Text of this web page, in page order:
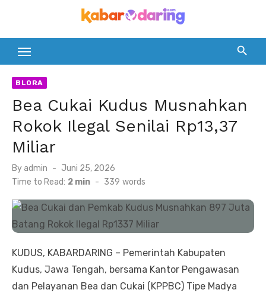
content
BLORA
Bea Cukai Kudus Musnahkan
Rokok Ilegal Senilai Rp13,37
Miliar
By admin
Posted
on
Juni 25, 2026
Time to Read: 2 min - 339 words
KUDUS, KABARDARING – Pemerintah Kabupaten
Kudus, Jawa Tengah, bersama Kantor Pengawasan
dan Pelayanan Bea dan Cukai (KPPBC) Tipe Madya